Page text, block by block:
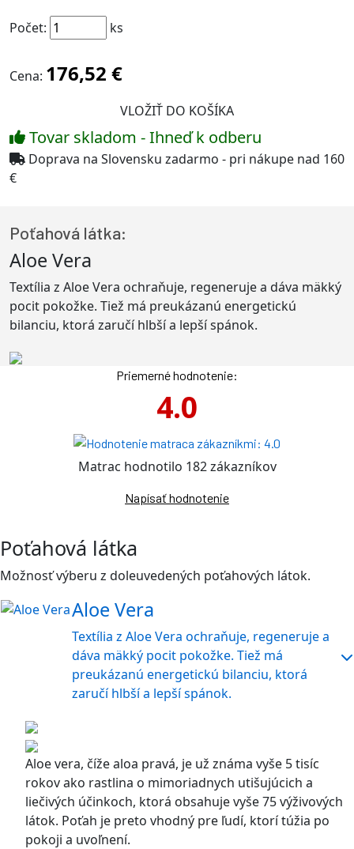
Počet: ks
Cena: 176,52 €
Tovar skladom - Ihneď k odberu
Doprava na Slovensku zadarmo - pri nákupe nad 160
€
Poťahová látka:
Aloe Vera
Textília z Aloe Vera ochraňuje, regeneruje a dáva mäkký
pocit pokožke. Tiež má preukázanú energetickú
bilanciu, ktorá zaručí hlbší a lepší spánok.
Priemerné hodnotenie:
4.0
Matrac hodnotilo 182 zákazníkov
Napísať hodnotenie
Poťahová látka
Možnosť výberu z doleuvedených poťahových látok.
Aloe Vera
Textília z Aloe Vera ochraňuje, regeneruje a
dáva mäkký pocit pokožke. Tiež má
preukázanú energetickú bilanciu, ktorá
zaručí hlbší a lepší spánok.
Aloe vera, číže aloa pravá, je už známa vyše 5 tisíc
rokov ako rastlina o mimoriadnych utišujúcich a
liečivých účinkoch, ktorá obsahuje vyše 75 výživových
látok. Poťah je preto vhodný pre ľudí, ktorí túžia po
pokoji a uvoľnení.